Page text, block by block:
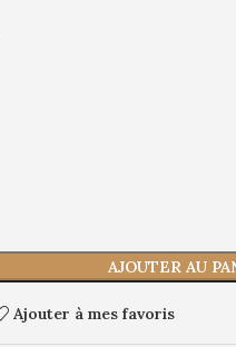
AJOUTER AU
Ajouter à mes favoris